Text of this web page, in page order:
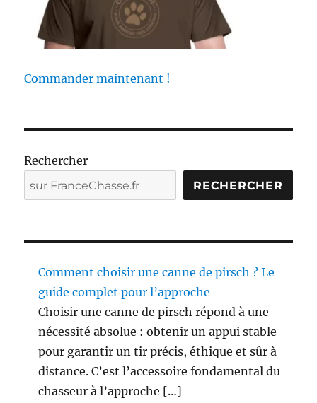
n
l
u
c
r
o
!
Commander maintenant !
Rechercher
RECHERCHER
Comment choisir une canne de pirsch ? Le
guide complet pour l’approche
Choisir une canne de pirsch répond à une
nécessité absolue : obtenir un appui stable
pour garantir un tir précis, éthique et sûr à
distance. C’est l’accessoire fondamental du
chasseur à l’approche […]